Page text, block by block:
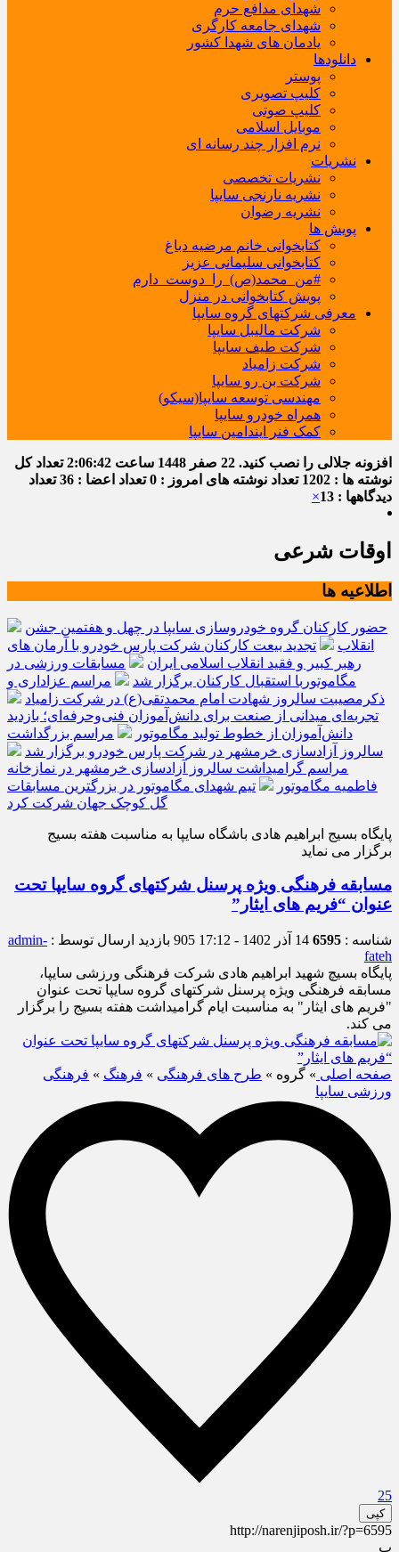
شهدای مدافع حرم
شهدای جامعه کارگری
یادمان های شهدا کشور
دانلودها
پوستر
کلیپ تصویری
کلیپ صوتی
موبایل اسلامی
نرم افزار چند رسانه ای
نشریات
نشریات تخصصی
نشریه نارنجی سایپا
نشریه رضوان
پویش ها
کتابخوانی خانم مرضیه دباغ
کتابخوانی سلیمانی عزیز
#من_محمد(ص)_را_دوست_دارم
پویش کتابخوانی در منزل
معرفی شرکتهای گروه سایپا
شرکت مالیبل سایپا
شرکت طیف سایپا
شرکت زامیاد
شرکت بن رو سایپا
مهندسی توسعه سایپا(سیکو)
همراه خودرو سایپا
کمک فنر ایندامین سایپا
افزونه جلالی را نصب کنید. 22 صفر 1448 ساعت 2:06:43تعداد کل
نوشته ها : 1202
تعداد نوشته های امروز : 0 تعداد اعضا : 36
تعداد
دیدگاهها : 13
×
اوقات شرعی
اطلاعیه ها
حضور کارکنان گروه خودروسازی سایپا در چهل و هفتمین جشن
انقلاب
تجدید بیعت کارکنان شرکت پارس خودرو با آرمان های
رهبر کبیر و فقید انقلاب اسلامی ایران
مسابقات ورزشی در
مگاموتوربا استقبال کارکنان برگزار شد
مراسم عزاداری و
ذکرمصیبت سالروز شهادت امام محمدتقی(ع) در شرکت زامیاد
تجربه‌ای میدانی از صنعت برای دانش‌آموزان فنی‌وحرفه‌ای؛ بازدید
دانش‌آموزان از خطوط تولید مگاموتور
مراسم بزرگداشت
سالروز آزادسازی خرمشهر در شرکت پارس خودرو برگزار شد
مراسم گرامیداشت سالروز آزادسازی خرمشهر در نمازخانه
فاطمیه مگاموتور
تیم شهدای مگاموتور در بزرگترین مسابقات
گل کوچک جهان شرکت کرد
پایگاه بسیج ابراهیم هادی باشگاه سایپا به مناسبت هفته بسیج
برگزار می نماید
مسابقه فرهنگی ویژه پرسنل شرکتهای گروه سایپا تحت
عنوان “فریم های ایثار”
شناسه : 6595 14 آذر 1402 - 17:12 ارسال توسط : admin-
fateh
پایگاه بسیچ شهید ابراهیم هادی شرکت فرهنگی ورزشی سایپا،
مسابقه فرهنگی ویژه پرسنل شرکتهای گروه سایپا تحت عنوان
"فریم های ایثار" به مناسبت ایام گرامیداشت هفته بسیج را برگزار
می کند.
صفحه اصلی » گروه » طرح های فرهنگی » فرهنگ » فرهنگی
ورزشی سایپا
25
کپی
http://narenjiposh.ir/?p=6595
پ